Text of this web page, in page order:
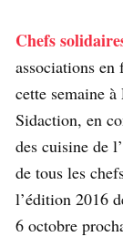
Chefs
associations
cette semaine à
Sidaction, en
des cuisine de
de tous les
l’édition 2016
6 octobre